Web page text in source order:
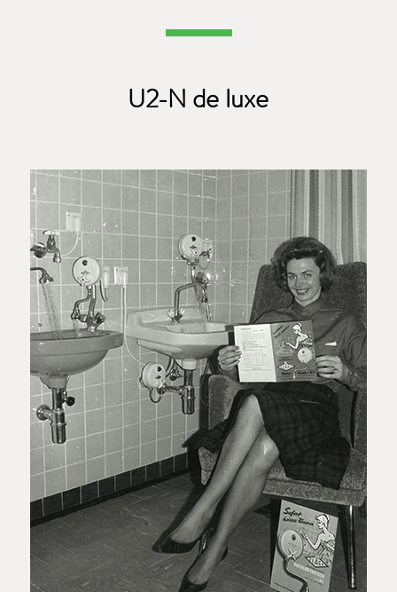
U2-N de luxe